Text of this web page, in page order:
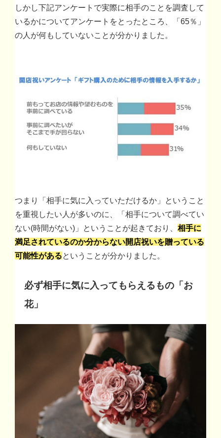
しかし下記アンケートで実際に相手のことを調査して
いるかについてアンケートをとったところ、「65％」
の人が何もしていないことが分かりました。
つまり「相手に気に入っていただけるか」ということ
を重視したい人が多いのに、「相手について調べてい
ない(時間がない)」ということが起きており、 相手に
満足されているのか分からない開店祝いを贈っている
可能性がある ということが分かりました。
必ず相手に気に入ってもらえるもの「お
花」